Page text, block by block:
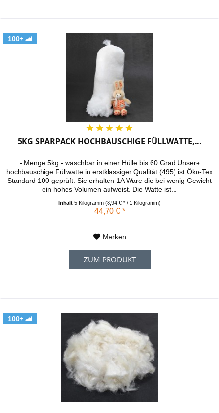
100+
5KG SPARPACK HOCHBAUSCHIGE FÜLLWATTE,...
- Menge 5kg - waschbar in einer Hülle bis 60 Grad Unsere
hochbauschige Füllwatte in erstklassiger Qualität (495) ist Öko-Tex
Standard 100 geprüft. Sie erhalten 1A Ware die bei wenig Gewicht
ein hohes Volumen aufweist. Die Watte ist...
Inhalt5 Kilogramm(8,94 € * / 1 Kilogramm)
44,70 € *
Merken
ZUM PRODUKT
100+